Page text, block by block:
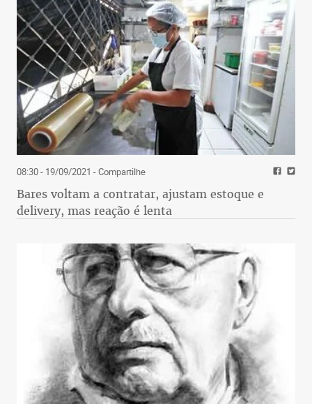
08:30 - 19/09/2021 - Compartilhe
Bares voltam a contratar, ajustam estoque e
delivery, mas reação é lenta